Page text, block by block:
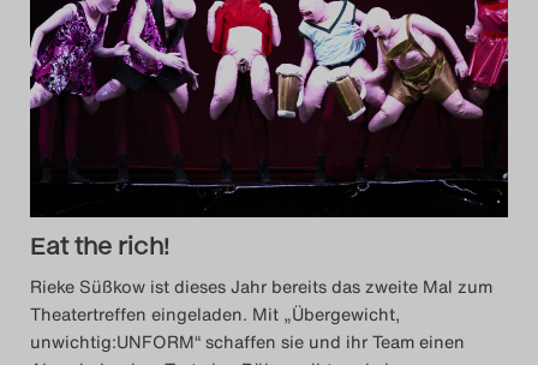
Das Theatertreffen-Blog
2014
Das Theatertreffen-Blog
2015
Das Theatertreffen-Blog
2016
Eat the rich!
Rieke Süßkow ist dieses Jahr bereits das zweite Mal zum
Theatertreffen eingeladen. Mit „Übergewicht,
unwichtig:UNFORM“ schaffen sie und ihr Team einen